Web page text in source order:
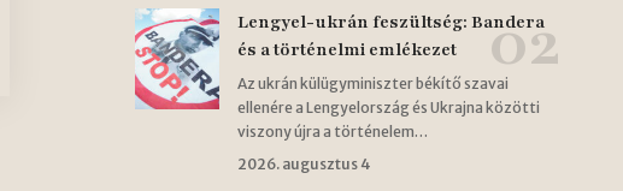
Lengyel-ukrán feszültség: Bandera
és a történelmi emlékezet
Az ukrán külügyminiszter békítő szavai
ellenére a Lengyelország és Ukrajna közötti
viszony újra a történelem…
2026. augusztus 4